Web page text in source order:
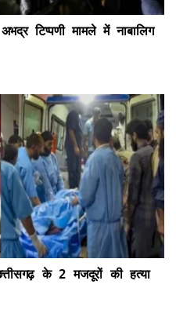
टिप्पणी मामले में नाबालिग
के 2 मजदूरों की हत्या